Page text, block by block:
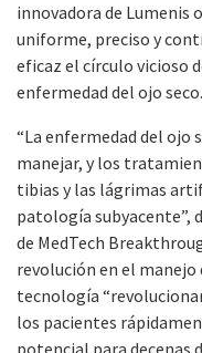
innovadora de
uniforme, preciso y
eficaz el círculo vicioso
enfermedad del ojo seco.
“La enfermedad del ojo
manejar, y los
tibias y las lágrimas
patología subyacente”,
de MedTech
revolución en el manejo
tecnología
los pacientes